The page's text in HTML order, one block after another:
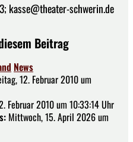
kasse@theater-schwerin.de
Beitrag
News
12. Februar 2010 um
Februar 2010 um 10:33:14 Uhr
Mittwoch, 15. April 2026 um